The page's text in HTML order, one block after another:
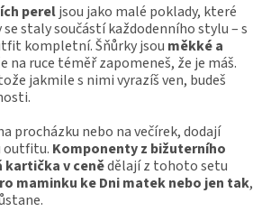
pereljsou jako malé poklady, které
staly součástí každodenního stylu – s
kompletní. Šňůrky jsou měkké a
na ruce téměř zapomeneš, že je máš.
jakmile s nimi vyrazíš ven, budeš
procházku nebo na večírek, dodají
outfitu. Komponenty z bižuterního
kartička v cenědělají z tohoto setu
maminku ke Dni matek nebo jen tak,